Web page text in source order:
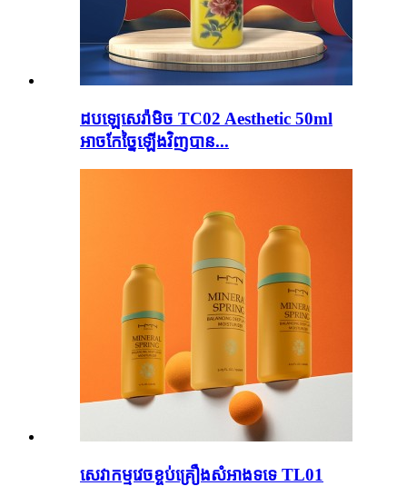
ដបឡេសេរ៉ាមិច TC02 Aesthetic 50ml
អាចកែច្នៃឡើងវិញបាន...
សេវាកម្មវេចខ្ចប់គ្រឿងសំអាងទទេ TL01